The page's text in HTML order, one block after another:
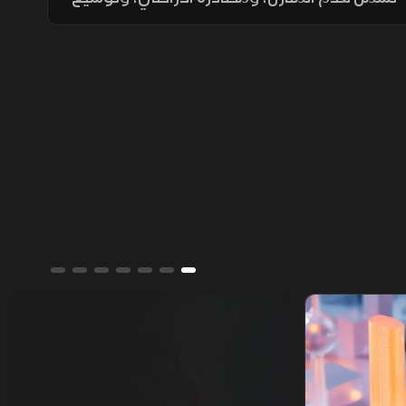
المستوطنات، وتسوية الأراضي، وسط تحذيرات